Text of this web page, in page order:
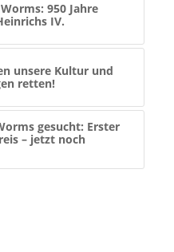
950 Jahre
IV.
unsere Kultur und
retten!
gesucht: Erster
– jetzt noch